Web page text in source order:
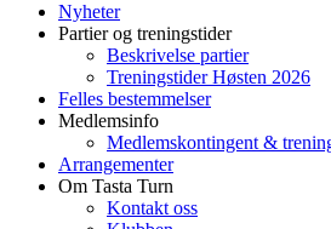
Nyheter
Partier og treningstider
Beskrivelse partier
Treningstider Høsten 2026
Felles bestemmelser
Medlemsinfo
Medlemskontingent &
Arrangementer
Om Tasta Turn
Kontakt oss